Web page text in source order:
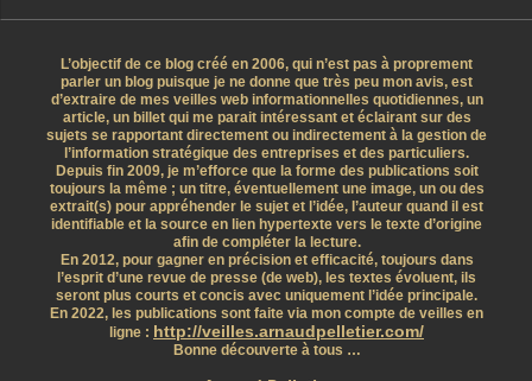
L’objectif de ce blog créé en 2006, qui n’est pas à proprement
parler un blog puisque je ne donne que très peu mon avis, est
d’extraire de mes veilles web informationnelles quotidiennes, un
article, un billet qui me parait intéressant et éclairant sur des
sujets se rapportant directement ou indirectement à la gestion de
l’information stratégique des entreprises et des particuliers.
Depuis fin 2009, je m’efforce que la forme des publications soit
toujours la même ; un titre, éventuellement une image, un ou des
extrait(s) pour appréhender le sujet et l’idée, l’auteur quand il est
identifiable et la source en lien hypertexte vers le texte d’origine
afin de compléter la lecture.
En 2012, pour gagner en précision et efficacité, toujours dans
l’esprit d’une revue de presse (de web), les textes évoluent, ils
seront plus courts et concis avec uniquement l’idée principale.
En 2022, les publications sont faite via mon compte de veilles en
ligne : http://veilles.arnaudpelletier.com/
Bonne découverte à tous …